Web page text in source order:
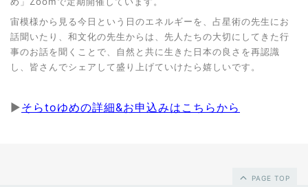
宙模様から見る今日という日のエネルギーを、占星術の先生にお
話聞いたり、和文化の先生からは、先人たちの大切にしてきた行
事のお話を聞くことで、自然と共に生きた日本の良さを再認識
し、皆さんでシェアして盛り上げていけたら嬉しいです。
▶そらtoゆめの詳細&お申込みはこちらから
PAGE TOP